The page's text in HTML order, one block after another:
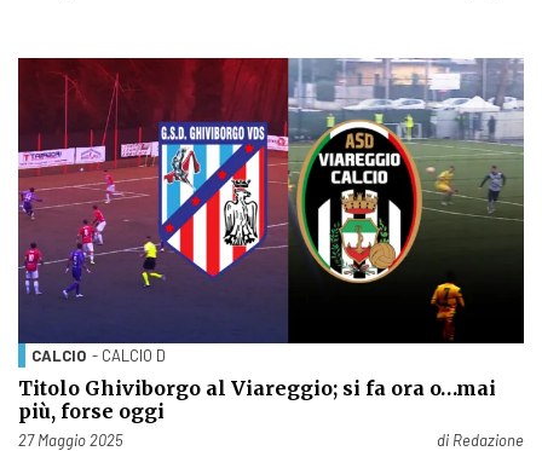
CALCIO - CALCIO D
Titolo Ghiviborgo al Viareggio; si fa ora o…mai
più, forse oggi
Pubblicato il
27 Maggio 2025 di Redazione